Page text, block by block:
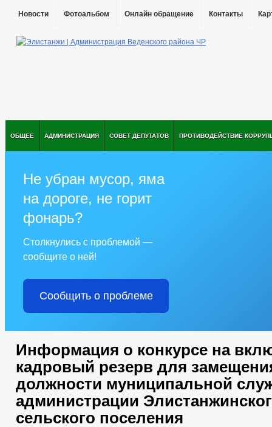
Новости Фотоальбом Онлайн обращение Контакты
ОБЩЕЕ АДМИНИСТРАЦИЯ СОВЕТ ДЕПУТАТОВ ПРОТИВОДЕЙСТВИЕ
Не убран мусор, яма
на дороге, не горит
фонарь?
Столкнулись с проблемой —
сообщите о ней!
Сообщить о проблеме
Информация о конкурсе на
кадровый резерв для
должности муниципальной
администрации
сельского поселения